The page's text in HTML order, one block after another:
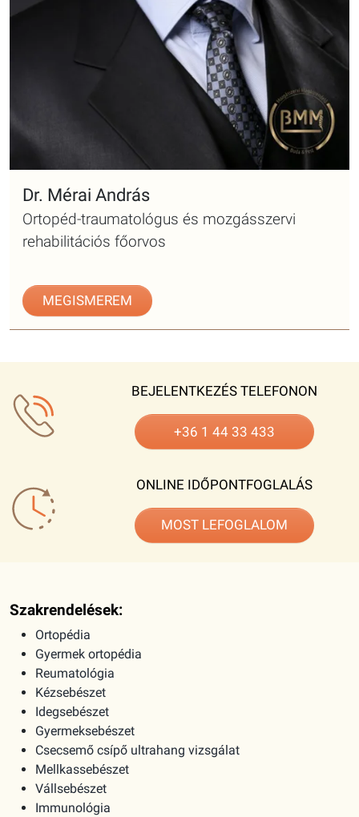
Dr. Mérai András
Ortopéd-traumatológus és mozgásszervi
rehabilitációs főorvos
MEGISMEREM
BEJELENTKEZÉS TELEFONON
ONLINE IDŐPONTFOGLALÁS
Reumatológia
Kézsebészet
Idegsebészet
Gyermeksebészet
Csecsemő csípő ultrahang vizsgálat
Mellkassebészet
Vállsebészet
Immunológia
Neurológia
Kezelések: